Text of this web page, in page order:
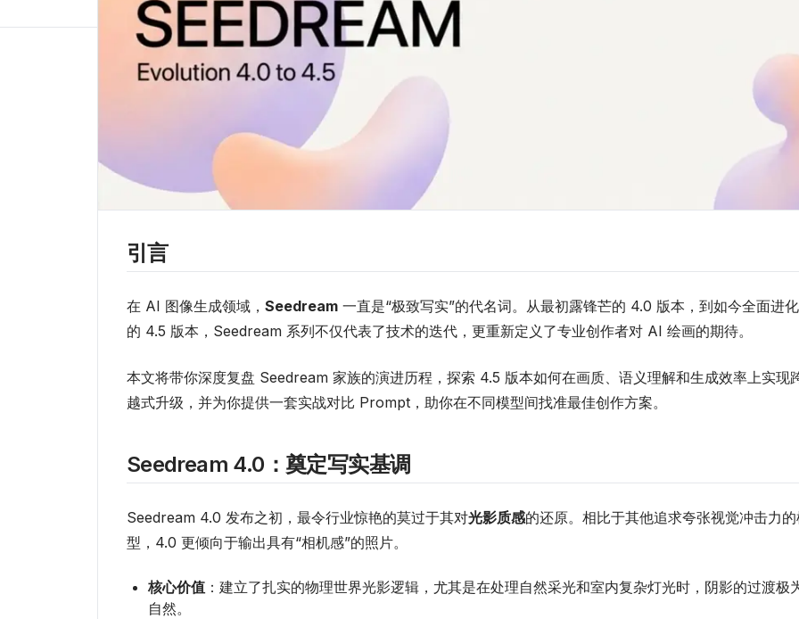
引言
在 AI 图像生成领域， Seedream一直是“极致写实”的代名词。从最初露锋芒的 4.0 版本，到如今全面进化
的 4.5 版本，Seedream 系列不仅代表了技术的迭代，更重新定义了专业创作者对 AI 绘画的期待。
本文将带你深度复盘 Seedream 家族的演进历程，探索 4.5 版本如何在画质、语义理解和生成效率上实现
越式升级，并为你提供一套实战对比 Prompt，助你在不同模型间找准最佳创作方案。
Seedream 4.0：奠定写实基调
Seedream 4.0 发布之初，最令行业惊艳的莫过于其对光影质感的还原。相比于其他追求夸张视觉冲击力
型，4.0 更倾向于输出具有“相机感”的照片。
核心价值：建立了扎实的物理世界光影逻辑，尤其是在处理自然采光和室内复杂灯光时，阴影的过渡极
自然。